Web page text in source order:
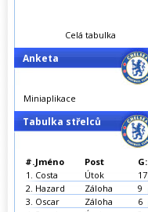
Celá tabulka
Anketa
Miniaplikace
Tabulka střelců
#.Jméno Post
G:
1. Costa Útok
17
2. Hazard Záloha
9
3. Oscar Záloha
6